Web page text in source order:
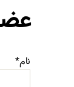
نام*